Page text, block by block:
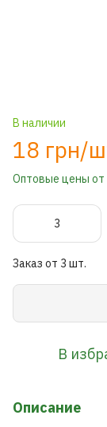
В наличии
18 грн/
Оптовые цены от
Заказ от 3 шт.
В
Описание